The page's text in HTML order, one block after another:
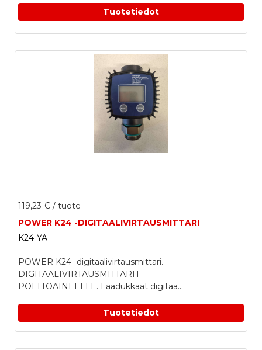
Tuotetiedot
119,23 € / tuote
POWER K24 -DIGITAALIVIRTAUSMITTARI
K24-YA
POWER K24 -digitaalivirtausmittari.
DIGITAALIVIRTAUSMITTARIT
POLTTOAINEELLE. Laadukkaat digitaa...
Tuotetiedot